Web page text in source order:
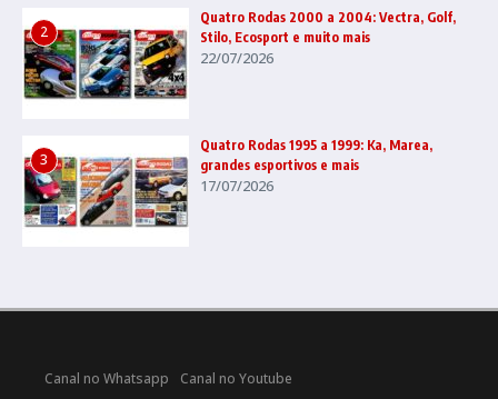
2
Quatro Rodas 2000 a 2004: Vectra, Golf,
Stilo, Ecosport e muito mais
22/07/2026
3
Quatro Rodas 1995 a 1999: Ka, Marea,
grandes esportivos e mais
17/07/2026
Canal no Whatsapp
Canal no Youtube